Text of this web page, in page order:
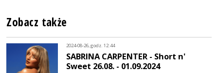
Zobacz także
2024-08-26, godz. 12:44
SABRINA CARPENTER - Short n'
Sweet 26.08. - 01.09.2024